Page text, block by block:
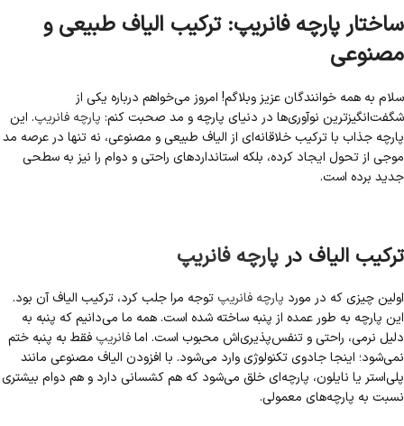
ساختار پارچه فانریپ: ترکیب الیاف طبیعی و
مصنوعی
سلام به همه خوانندگان عزیز وبلاگم! امروز می‌خواهم درباره یکی از
شگفت‌انگیزترین نوآوری‌ها در دنیای پارچه و مد صحبت کنم: پارچه فانریپ. این
پارچه جذاب با ترکیب خلاقانه‌ای از الیاف طبیعی و مصنوعی، نه تنها در عرصه مد
موجی از تحول ایجاد کرده، بلکه استانداردهای راحتی و دوام را نیز به سطحی
جدید برده است.
ترکیب الیاف در پارچه فانریپ
اولین چیزی که در مورد پارچه فانریپ توجه مرا جلب کرد، ترکیب الیاف آن بود.
این پارچه به طور عمده از پنبه ساخته شده است. همه ما می‌دانیم که پنبه به
دلیل نرمی، راحتی و تنفس‌پذیری‌اش محبوب است. امافانریپ فقط به پنبه ختم
نمی‌شود؛ اینجا جادوی تکنولوژی وارد می‌شود. با افزودن الیاف مصنوعی مانند
پلی‌استر یا نایلون، پارچه‌ای خلق می‌شود که هم کشسانی دارد و هم دوام بیشتری
نسبت به پارچه‌های معمولی.